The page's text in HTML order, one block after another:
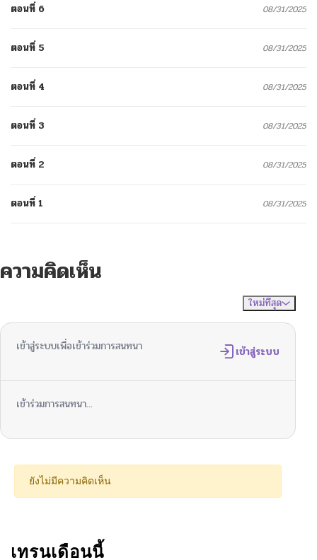
ตอนที่ 6 08/31/2025
ตอนที่ 5 08/31/2025
ตอนที่ 4 08/31/2025
ตอนที่ 3 08/31/2025
ตอนที่ 2 08/31/2025
ตอนที่ 1 08/31/2025
ความคิดเห็น
ใหม่ที่สุด
เข้าสู่ระบบเพื่อเข้าร่วมการสนทนา เข้าสู่ระบบ
เข้าร่วมการสนทนา...
ยังไม่มีความคิดเห็น
เทรนเดือนนี้